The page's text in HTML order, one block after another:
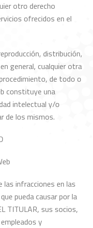
otro derecho
ofrecidos en el
distribución,
general, cualquier otra
de todo o
constituye una
intelectual y/o
de los mismos.
las infracciones en las
pueda causar por la
TITULAR, sus socios,
y